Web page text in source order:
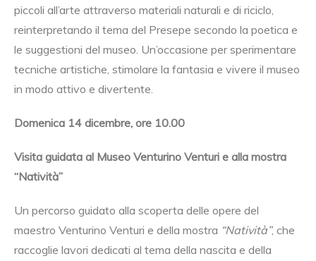
piccoli all’arte attraverso materiali naturali e di riciclo,
reinterpretando il tema del Presepe secondo la poetica e
le suggestioni del museo. Un’occasione per sperimentare
tecniche artistiche, stimolare la fantasia e vivere il museo
in modo attivo e divertente.
Domenica 14 dicembre, ore 10.00
Visita guidata al Museo Venturino Venturi e alla mostra
“Natività”
Un percorso guidato alla scoperta delle opere del
maestro Venturino Venturi e della mostra “Natività”, che
raccoglie lavori dedicati al tema della nascita e della